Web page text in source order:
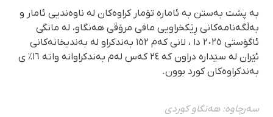
بە پشت بەستن بە ئامارە تۆمار کراوەکان لە ناوەندیی ئامار و
بەڵگەنامەکانی ڕێکخراویی مافی مرۆڤی هەنگاو، لە مانگی
ئاگۆستی ٢٠٢٥ دا ، لانی کەم ١٥٢ بەندکراو لە بەندیخانەکانی
ئێران لە سێدارە دراون کە ٢٤ کەس لەم بەندکراوانە واتە ١٦٪ ی
بەندکراوەکان کورد بوون.
سەرچاوە:هەنگاو كوردی